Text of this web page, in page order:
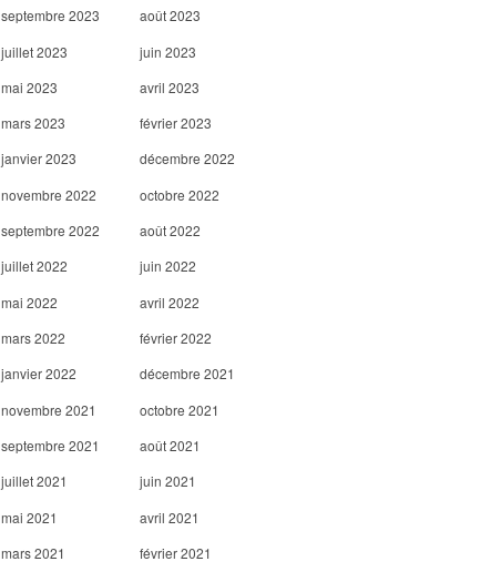
septembre 2023
août 2023
juillet 2023
juin 2023
mai 2023
avril 2023
mars 2023
février 2023
janvier 2023
décembre 2022
novembre 2022
octobre 2022
septembre 2022
août 2022
juillet 2022
juin 2022
mai 2022
avril 2022
mars 2022
février 2022
janvier 2022
décembre 2021
novembre 2021
octobre 2021
septembre 2021
août 2021
juillet 2021
juin 2021
mai 2021
avril 2021
mars 2021
février 2021